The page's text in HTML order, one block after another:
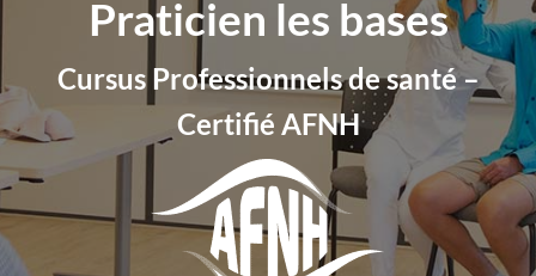
Praticien les bases
Cursus Professionnels de santé –
Certifié AFNH